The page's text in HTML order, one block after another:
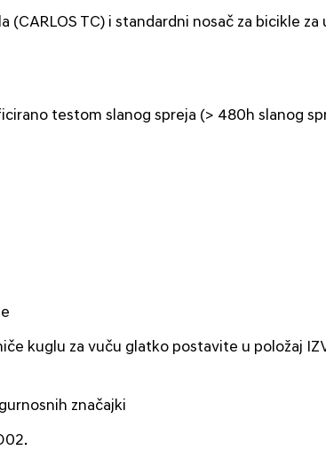
TC) i standardni nosač za bicikle za
testom slanog spreja (> 480h slanog
kuglu za vuču glatko postavite u položaj
značajki